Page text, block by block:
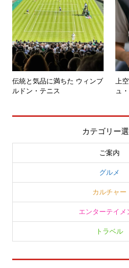
伝統と気品に満ちた ウィンブ
ルドン・テニス
上
ュ
カテゴリー
ご案内
グルメ
カルチャー
エンターテイメ
トラベル